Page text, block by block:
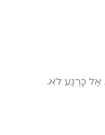
אֶל כָּרֶגַע לֹא.